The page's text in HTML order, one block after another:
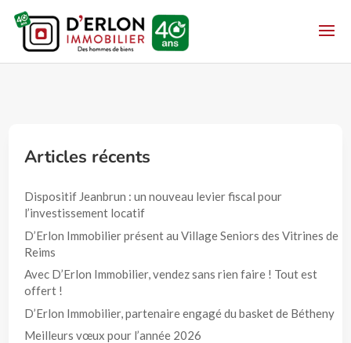
Articles récents
Dispositif Jeanbrun : un nouveau levier fiscal pour
l’investissement locatif
D’Erlon Immobilier présent au Village Seniors des Vitrines de
Reims
Avec D’Erlon Immobilier, vendez sans rien faire ! Tout est
offert !
D’Erlon Immobilier, partenaire engagé du basket de Bétheny
Meilleurs vœux pour l’année 2026